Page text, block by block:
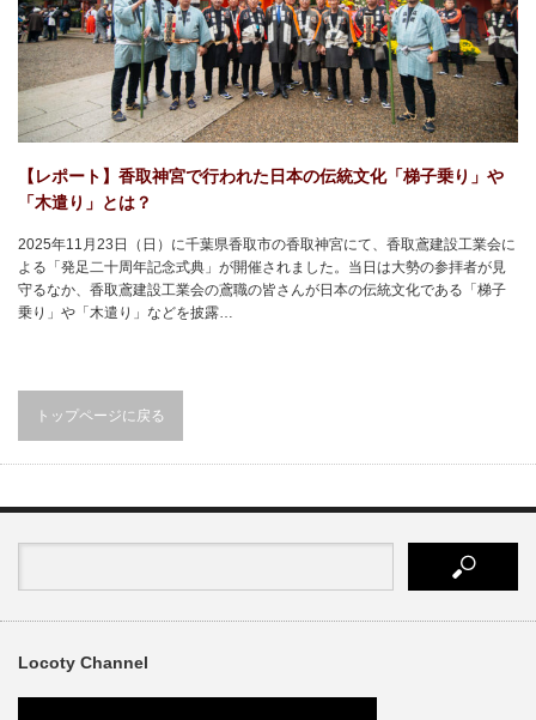
【レポート】香取神宮で行われた日本の伝統文化「梯子乗り」や
「木遣り」とは？
2025年11月23日（日）に千葉県香取市の香取神宮にて、香取鳶建設工業会に
よる「発足二十周年記念式典」が開催されました。当日は大勢の参拝者が見
守るなか、香取鳶建設工業会の鳶職の皆さんが日本の伝統文化である「梯子
乗り」や「木遣り」などを披露…
トップページに戻る
Locoty Channel